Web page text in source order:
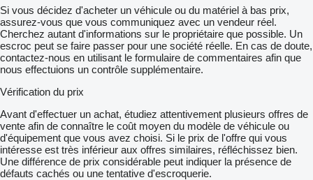
Si vous décidez d'acheter un véhicule ou du matériel à bas prix,
assurez-vous que vous communiquez avec un vendeur réel.
Cherchez autant d'informations sur le propriétaire que possible. Un
escroc peut se faire passer pour une société réelle. En cas de doute,
contactez-nous en utilisant le formulaire de commentaires afin que
nous effectuions un contrôle supplémentaire.
Vérification du prix
Avant d'effectuer un achat, étudiez attentivement plusieurs offres de
vente afin de connaître le coût moyen du modèle de véhicule ou
d'équipement que vous avez choisi. Si le prix de l'offre qui vous
intéresse est très inférieur aux offres similaires, réfléchissez bien.
Une différence de prix considérable peut indiquer la présence de
défauts cachés ou une tentative d'escroquerie.